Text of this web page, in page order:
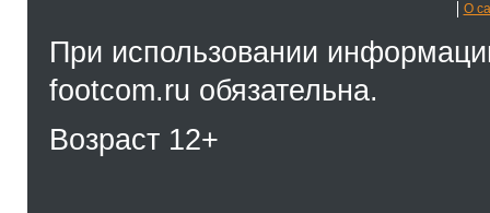
О
При использовании
footcom.ru обязательна.
Возраст 12+